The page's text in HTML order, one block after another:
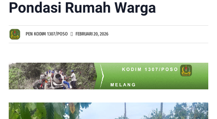
Pondasi Rumah Warga
PEN KODIM 1307/POSO FEBRUARI 20, 2026